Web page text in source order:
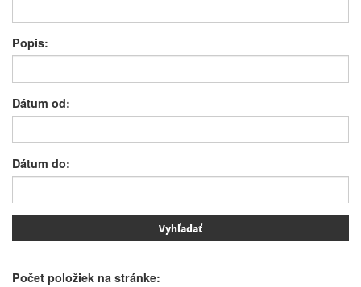
Popis:
Dátum od:
Dátum do:
Počet položiek na stránke: